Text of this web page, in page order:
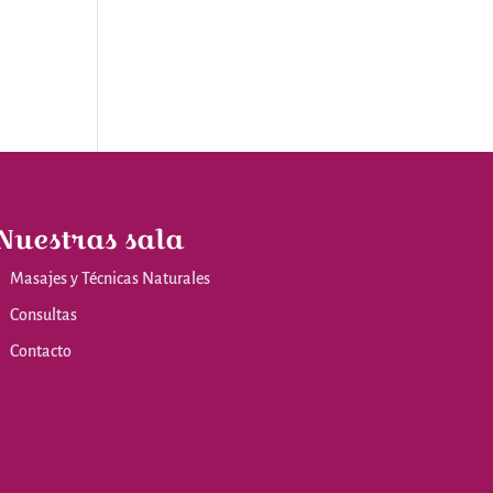
sala
Masajes y Técnicas Naturales
Consultas
Contacto